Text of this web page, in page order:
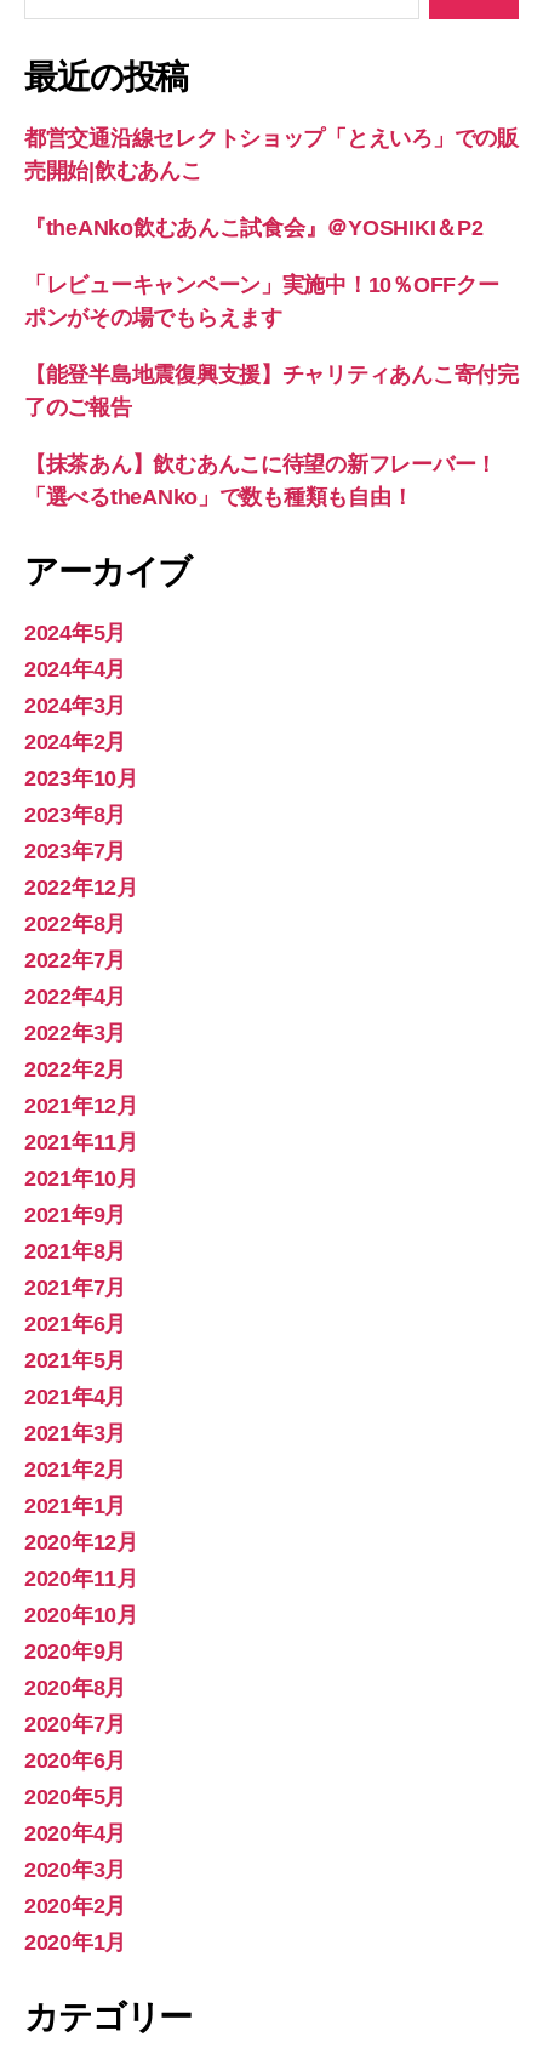
象:
最近の投稿
都営交通沿線セレクトショップ「とえいろ」での販
売開始|飲むあんこ
『theANko飲むあんこ試食会』＠YOSHIKI＆P2
「レビューキャンペーン」実施中！10％OFFクー
ポンがその場でもらえます
【能登半島地震復興支援】チャリティあんこ寄付完
了のご報告
【抹茶あん】飲むあんこに待望の新フレーバー！
「選べるtheANko」で数も種類も自由！
アーカイブ
2024年5月
2024年4月
2024年3月
2024年2月
2023年10月
2023年8月
2023年7月
2022年12月
2022年8月
2022年7月
2022年4月
2022年3月
2022年2月
2021年12月
2021年11月
2021年10月
2021年9月
2021年8月
2021年7月
2021年6月
2021年5月
2021年4月
2021年3月
2021年2月
2021年1月
2020年12月
2020年11月
2020年10月
2020年9月
2020年8月
2020年7月
2020年6月
2020年5月
2020年4月
2020年3月
2020年2月
2020年1月
カテゴリー